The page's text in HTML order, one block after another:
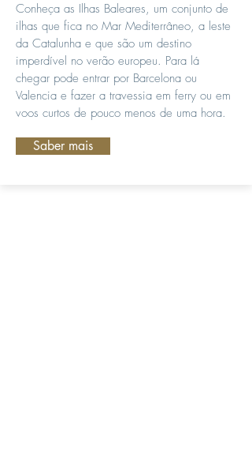
Conheça as Ilhas Baleares, um conjunto de
ilhas que fica no Mar Mediterrâneo, a leste
da Catalunha e que são um destino
imperdível no verão europeu. Para lá
chegar pode entrar por Barcelona ou
Valencia e fazer a travessia em ferry ou em
voos curtos de pouco menos de uma hora.
Saber mais